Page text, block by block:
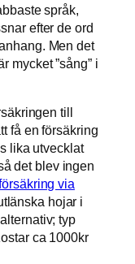
språk,
efter de ord
Men det
mycket ”sång” i
till
få en försäkring
lika utvecklat
det blev ingen
via
hojar i
typ
ca 1000kr